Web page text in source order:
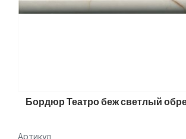
Бордюр Театро беж светлый
Артикул